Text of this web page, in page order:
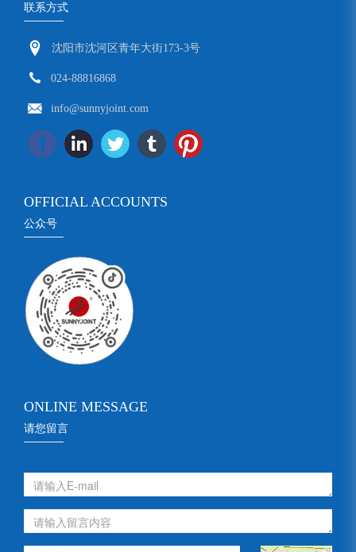
联系方式
沈阳市沈河区青年大街173-3号
024-88816868
info@sunnyjoint.com
OFFICIAL ACCOUNTS
公众号
ONLINE MESSAGE
请您留言